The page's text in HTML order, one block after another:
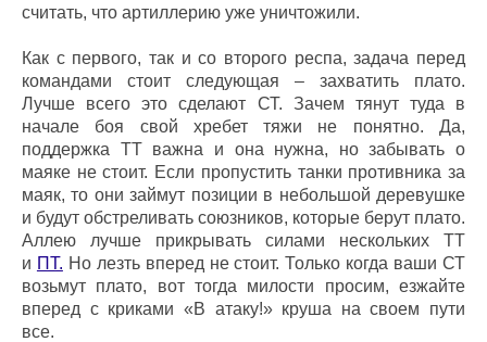
считать, что артиллерию уже уничтожили.
Как с первого, так и со второго респа, задача перед
командами стоит следующая – захватить плато.
Лучше всего это сделают СТ. Зачем тянут туда в
начале боя свой хребет тяжи не понятно. Да,
поддержка ТТ важна и она нужна, но забывать о
маяке не стоит. Если пропустить танки противника за
маяк, то они займут позиции в небольшой деревушке
и будут обстреливать союзников, которые берут плато.
Аллею лучше прикрывать силами нескольких ТТ
и ПТ. Но лезть вперед не стоит. Только когда ваши СТ
возьмут плато, вот тогда милости просим, езжайте
вперед с криками «В атаку!» круша на своем пути
все.